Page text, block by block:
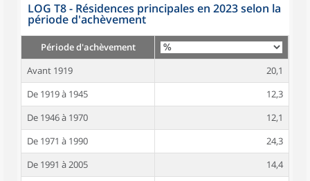
LOG T8 - Résidences principales en 2023 selon la
période d'achèvement
Période d'achèvement
Avant 1919
20,1
De 1919 à 1945
12,3
De 1946 à 1970
12,1
De 1971 à 1990
24,3
De 1991 à 2005
14,4